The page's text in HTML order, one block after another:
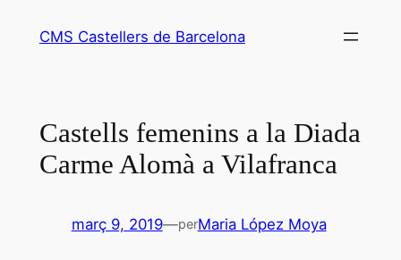
CMS Castellers de Barcelona
Castells femenins a la Diada
Carme Alomà a Vilafranca
març 9, 2019—perMaria López Moya